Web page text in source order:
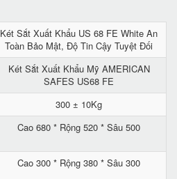
Két Sắt Xuất Khẩu US 68 FE White An
Toàn Bảo Mật, Độ Tin Cậy Tuyệt Đối
Két Sắt Xuất Khẩu Mỹ AMERICAN
SAFES US68 FE
300 ± 10Kg
Cao 680 * Rộng 520 * Sâu 500
Cao 300 * Rộng 380 * Sâu 300